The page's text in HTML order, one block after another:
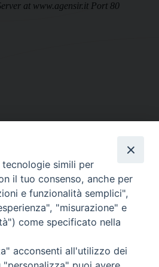
DI ALBANO
- Fax.: 06.9323844
al Venerdì Ore: 9:00 - 13:00
e Venerdì, Ore 9:30 - 12:30
simili per
il tuo consenso, anche per
e funzionalità semplici",
"misurazione" e
come specificato nella
acconsenti all'utilizzo dei